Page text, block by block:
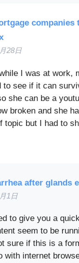
28日
I was at work,
to see if it can
she can be a
broken and she
topic but I had to
after glands
1日
to give you a
seem to be
sure if this is a
with internet